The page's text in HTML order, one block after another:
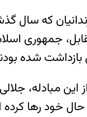
که سال
مقابل، جمهوری‌
شده
حال خود رها